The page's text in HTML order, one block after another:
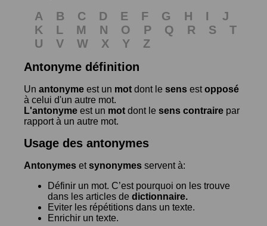
A B C D E F G H I
J
K
L M N O P Q R S
T
U
V W X Y
Z
Antonyme définition
Un antonyme est un mot dont le sens estopposé
à celui d'un autre mot.
L'antonyme est un mot dont le sens contraire par
rapport à un autre mot.
Usage des antonymes
Antonymes etsynonymes servent à:
Définir un mot. C’est pourquoi on les trouve
dans les articles de dictionnaire.
Eviter les répétitions dans un texte.
Enrichir un texte.